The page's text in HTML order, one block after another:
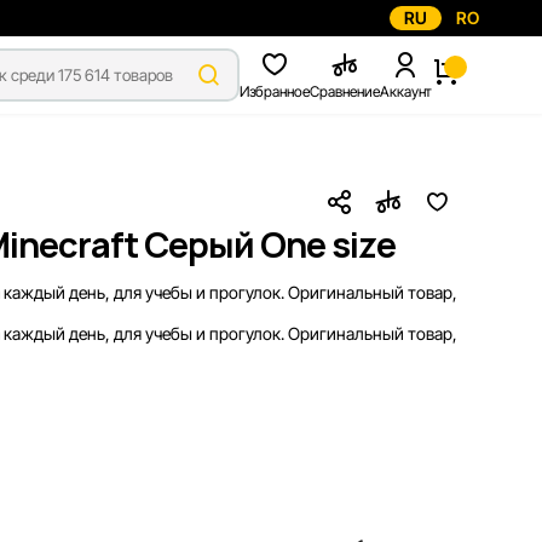
RU RO
ИзбранноеСравнениеАккаунт
Серый One size
день, для учебы и прогулок. Оригинальный товар,
день, для учебы и прогулок. Оригинальный товар,